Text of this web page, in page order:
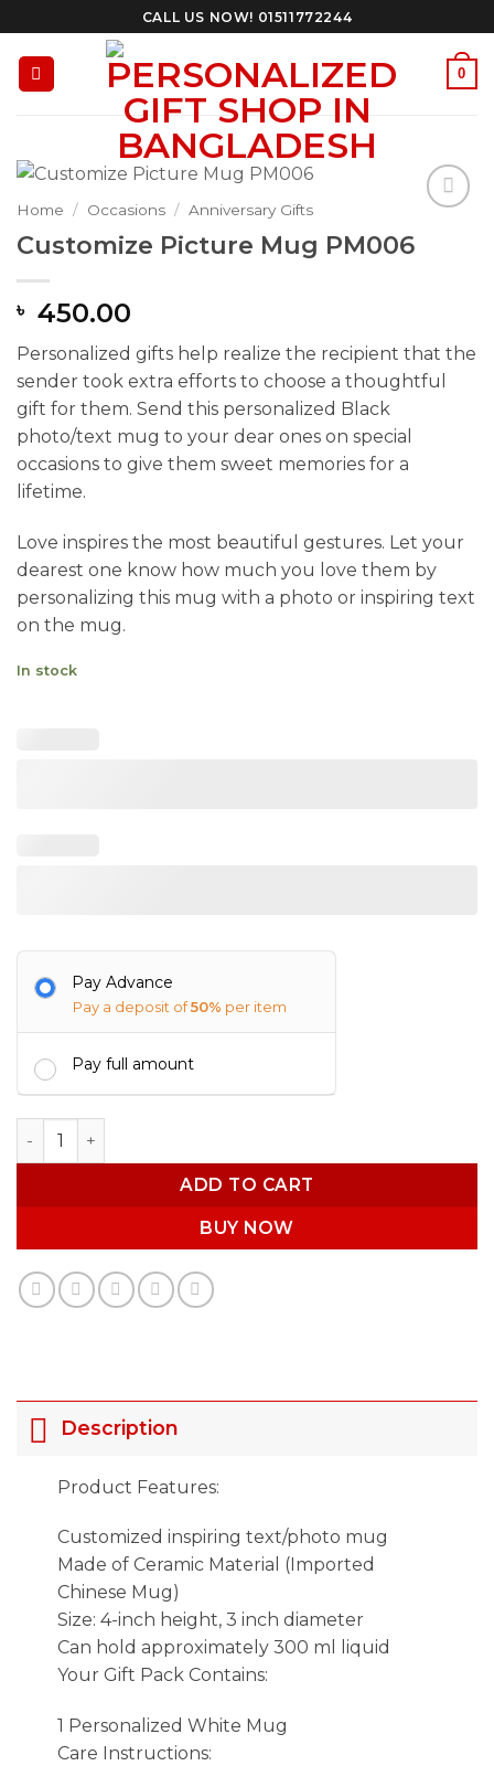
to
content
CALL US NOW! 01511772244
0
Wishlist
Home / Occasions / Anniversary Gifts
Customize Picture Mug PM006
৳ 450.00
Personalized gifts help realize the recipient that the
sender took extra efforts to choose a thoughtful
gift for them. Send this personalized Black
photo/text mug to your dear ones on special
occasions to give them sweet memories for a
lifetime.
Love inspires the most beautiful gestures. Let your
dearest one know how much you love them by
personalizing this mug with a photo or inspiring text
on the mug.
In stock
Pay Advance
Pay a deposit of50% per item
Pay full amount
Customize Picture Mug PM006 quantity
ADD TO CART
BUY NOW
Description
Product Features:
Customized inspiring text/photo mug
Made of Ceramic Material (Imported
Chinese Mug)
Size: 4-inch height, 3 inch diameter
Can hold approximately 300 ml liquid
Your Gift Pack Contains:
1 Personalized White Mug
Care Instructions: